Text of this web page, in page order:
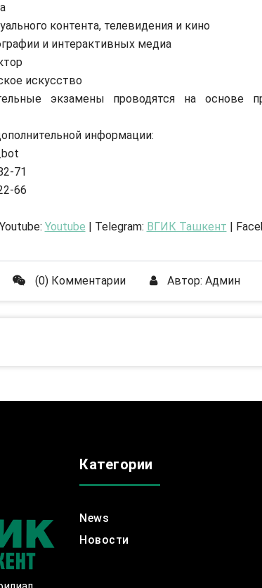
контента, телевидения и кино
и интерактивных медиа
искусство
экзамены проводятся на основе
информации:
71
66
Youtube: Youtube | Telegram: ВГИК Ташкент |
(0) Комментарии Автор: Админ
Категории
News
Новости